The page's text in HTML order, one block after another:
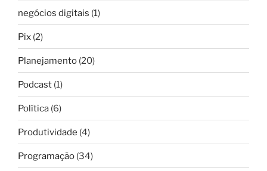
negócios digitais (1)
Pix (2)
Planejamento (20)
Podcast (1)
Política (6)
Produtividade (4)
Programação (34)